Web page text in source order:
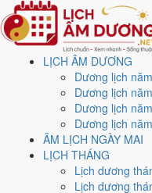
LỊCH ÂM DƯƠNG
Dương lịch
Dương lịch
Dương lịch
Dương lịch
ÂM LỊCH NGÀY MAI
LỊCH THÁNG
Lịch dương
Lịch dương
Trang chủ
Lịch năm 2003
Lịch âm
Quý Mùi ·